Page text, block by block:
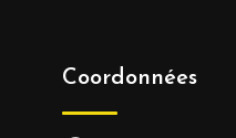
Coordonnées